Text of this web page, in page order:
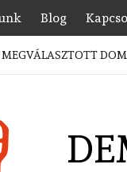
Blog
DOMAIN